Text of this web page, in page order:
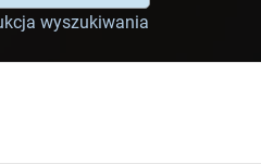
wyszukiwania